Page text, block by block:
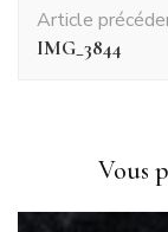
d'article
Article
IMG_3844
Vous